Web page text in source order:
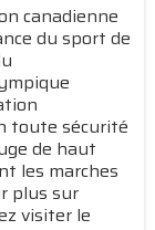
canadienne
du sport de
toute sécurité
de haut
les marches
plus sur
visiter le